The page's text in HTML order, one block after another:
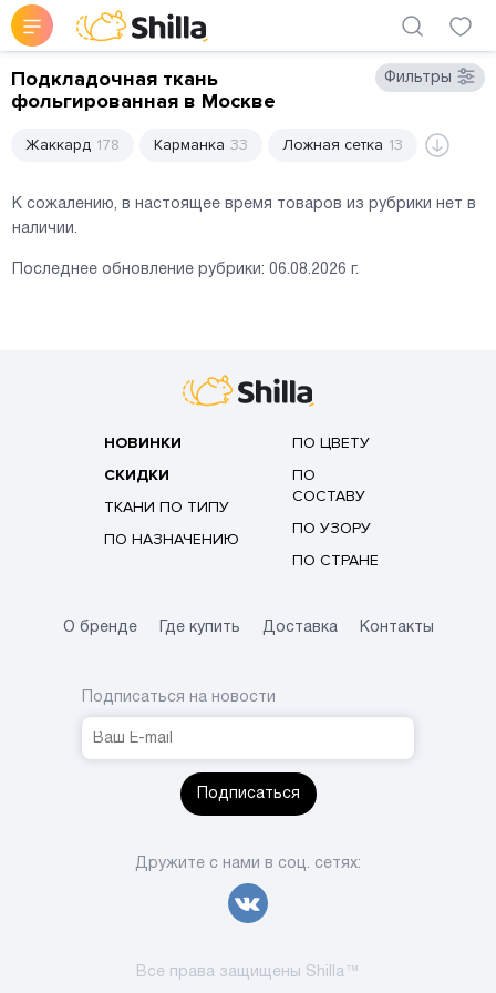
Подкладочная ткань
фольгированная в Москве
Фильтры
Жаккард 178 Карманка 33 Ложная сетка 13
К сожалению, в настоящее время товаров из рубрики нет в
наличии.
Последнее обновление рубрики: 06.08.2026 г.
НОВИНКИ
СКИДКИ
ТКАНИ ПО ТИПУ
ПО НАЗНАЧЕНИЮ
ПО ЦВЕТУ
ПО
СОСТАВУ
ПО УЗОРУ
ПО СТРАНЕ
О бренде Где купить Доставка Контакты
Подписаться на новости
Подписаться
Дружите с нами в соц. сетях:
Все права защищены Shilla™